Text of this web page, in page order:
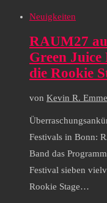
Neuigkeiten
RAUM27
Green
die Rookie
von Kevin R.
Festivals in Bonn:
Band das
Festival sieben
Rookie Stage…